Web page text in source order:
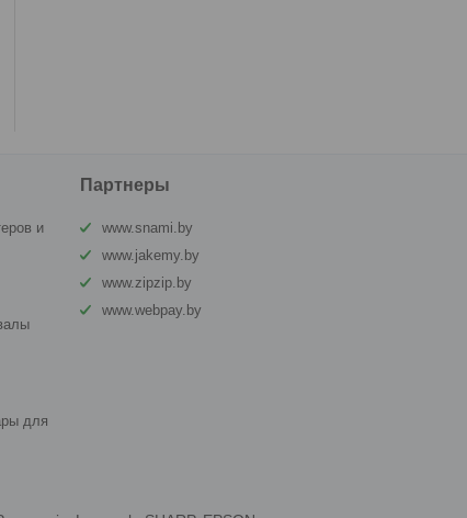
и
для
Партнеры
www.snami.by
www.jakemy.by
www.zipzip.by
www.webpay.by